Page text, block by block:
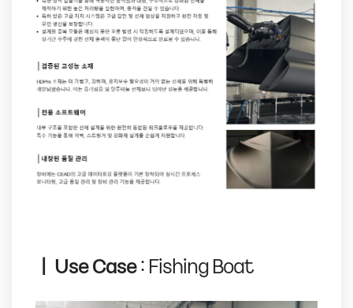
｜ Use Case : Fishing Boat